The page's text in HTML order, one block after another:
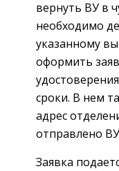
вернуть ВУ в
необходимо
указанному
оформить
сроки. В нем
адрес
отправлено
Заявка